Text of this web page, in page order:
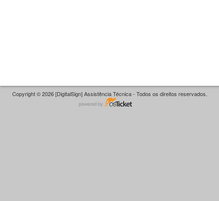
Copyright © 2026 [DigitalSign] Assistência Técnica - Todos os direitos reservados.